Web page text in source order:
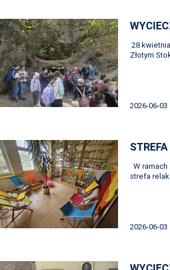
28
Złotym
2026-06-03
W
strefa
2026-06-03